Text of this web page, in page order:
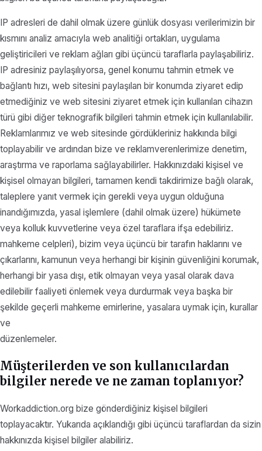
IP adresleri de dahil olmak üzere günlük dosyası verilerimizin bir
kısmını analiz amacıyla web analitiği ortakları, uygulama
geliştiricileri ve reklam ağları gibi üçüncü taraflarla paylaşabiliriz.
IP adresiniz paylaşılıyorsa, genel konumu tahmin etmek ve
bağlantı hızı, web sitesini paylaşılan bir konumda ziyaret edip
etmediğiniz ve web sitesini ziyaret etmek için kullanılan cihazın
türü gibi diğer teknografik bilgileri tahmin etmek için kullanılabilir.
Reklamlarımız ve web sitesinde gördükleriniz hakkında bilgi
toplayabilir ve ardından bize ve reklamverenlerimize denetim,
araştırma ve raporlama sağlayabilirler. Hakkınızdaki kişisel ve
kişisel olmayan bilgileri, tamamen kendi takdirimize bağlı olarak,
taleplere yanıt vermek için gerekli veya uygun olduğuna
inandığımızda, yasal işlemlere (dahil olmak üzere) hükümete
veya kolluk kuvvetlerine veya özel taraflara ifşa edebiliriz.
mahkeme celpleri), bizim veya üçüncü bir tarafın haklarını ve
çıkarlarını, kamunun veya herhangi bir kişinin güvenliğini korumak,
herhangi bir yasa dışı, etik olmayan veya yasal olarak dava
edilebilir faaliyeti önlemek veya durdurmak veya başka bir
şekilde geçerli mahkeme emirlerine, yasalara uymak için, kurallar
ve
düzenlemeler.
Müşterilerden ve son kullanıcılardan
bilgiler nerede ve ne zaman toplanıyor?
Workaddiction.org bize gönderdiğiniz kişisel bilgileri
toplayacaktır. Yukarıda açıklandığı gibi üçüncü taraflardan da sizin
hakkınızda kişisel bilgiler alabiliriz.